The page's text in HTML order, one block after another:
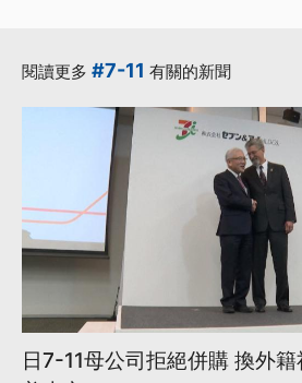
閱讀更多 #7-11 有關的新聞
日7-11母公司拒絕併購 換外